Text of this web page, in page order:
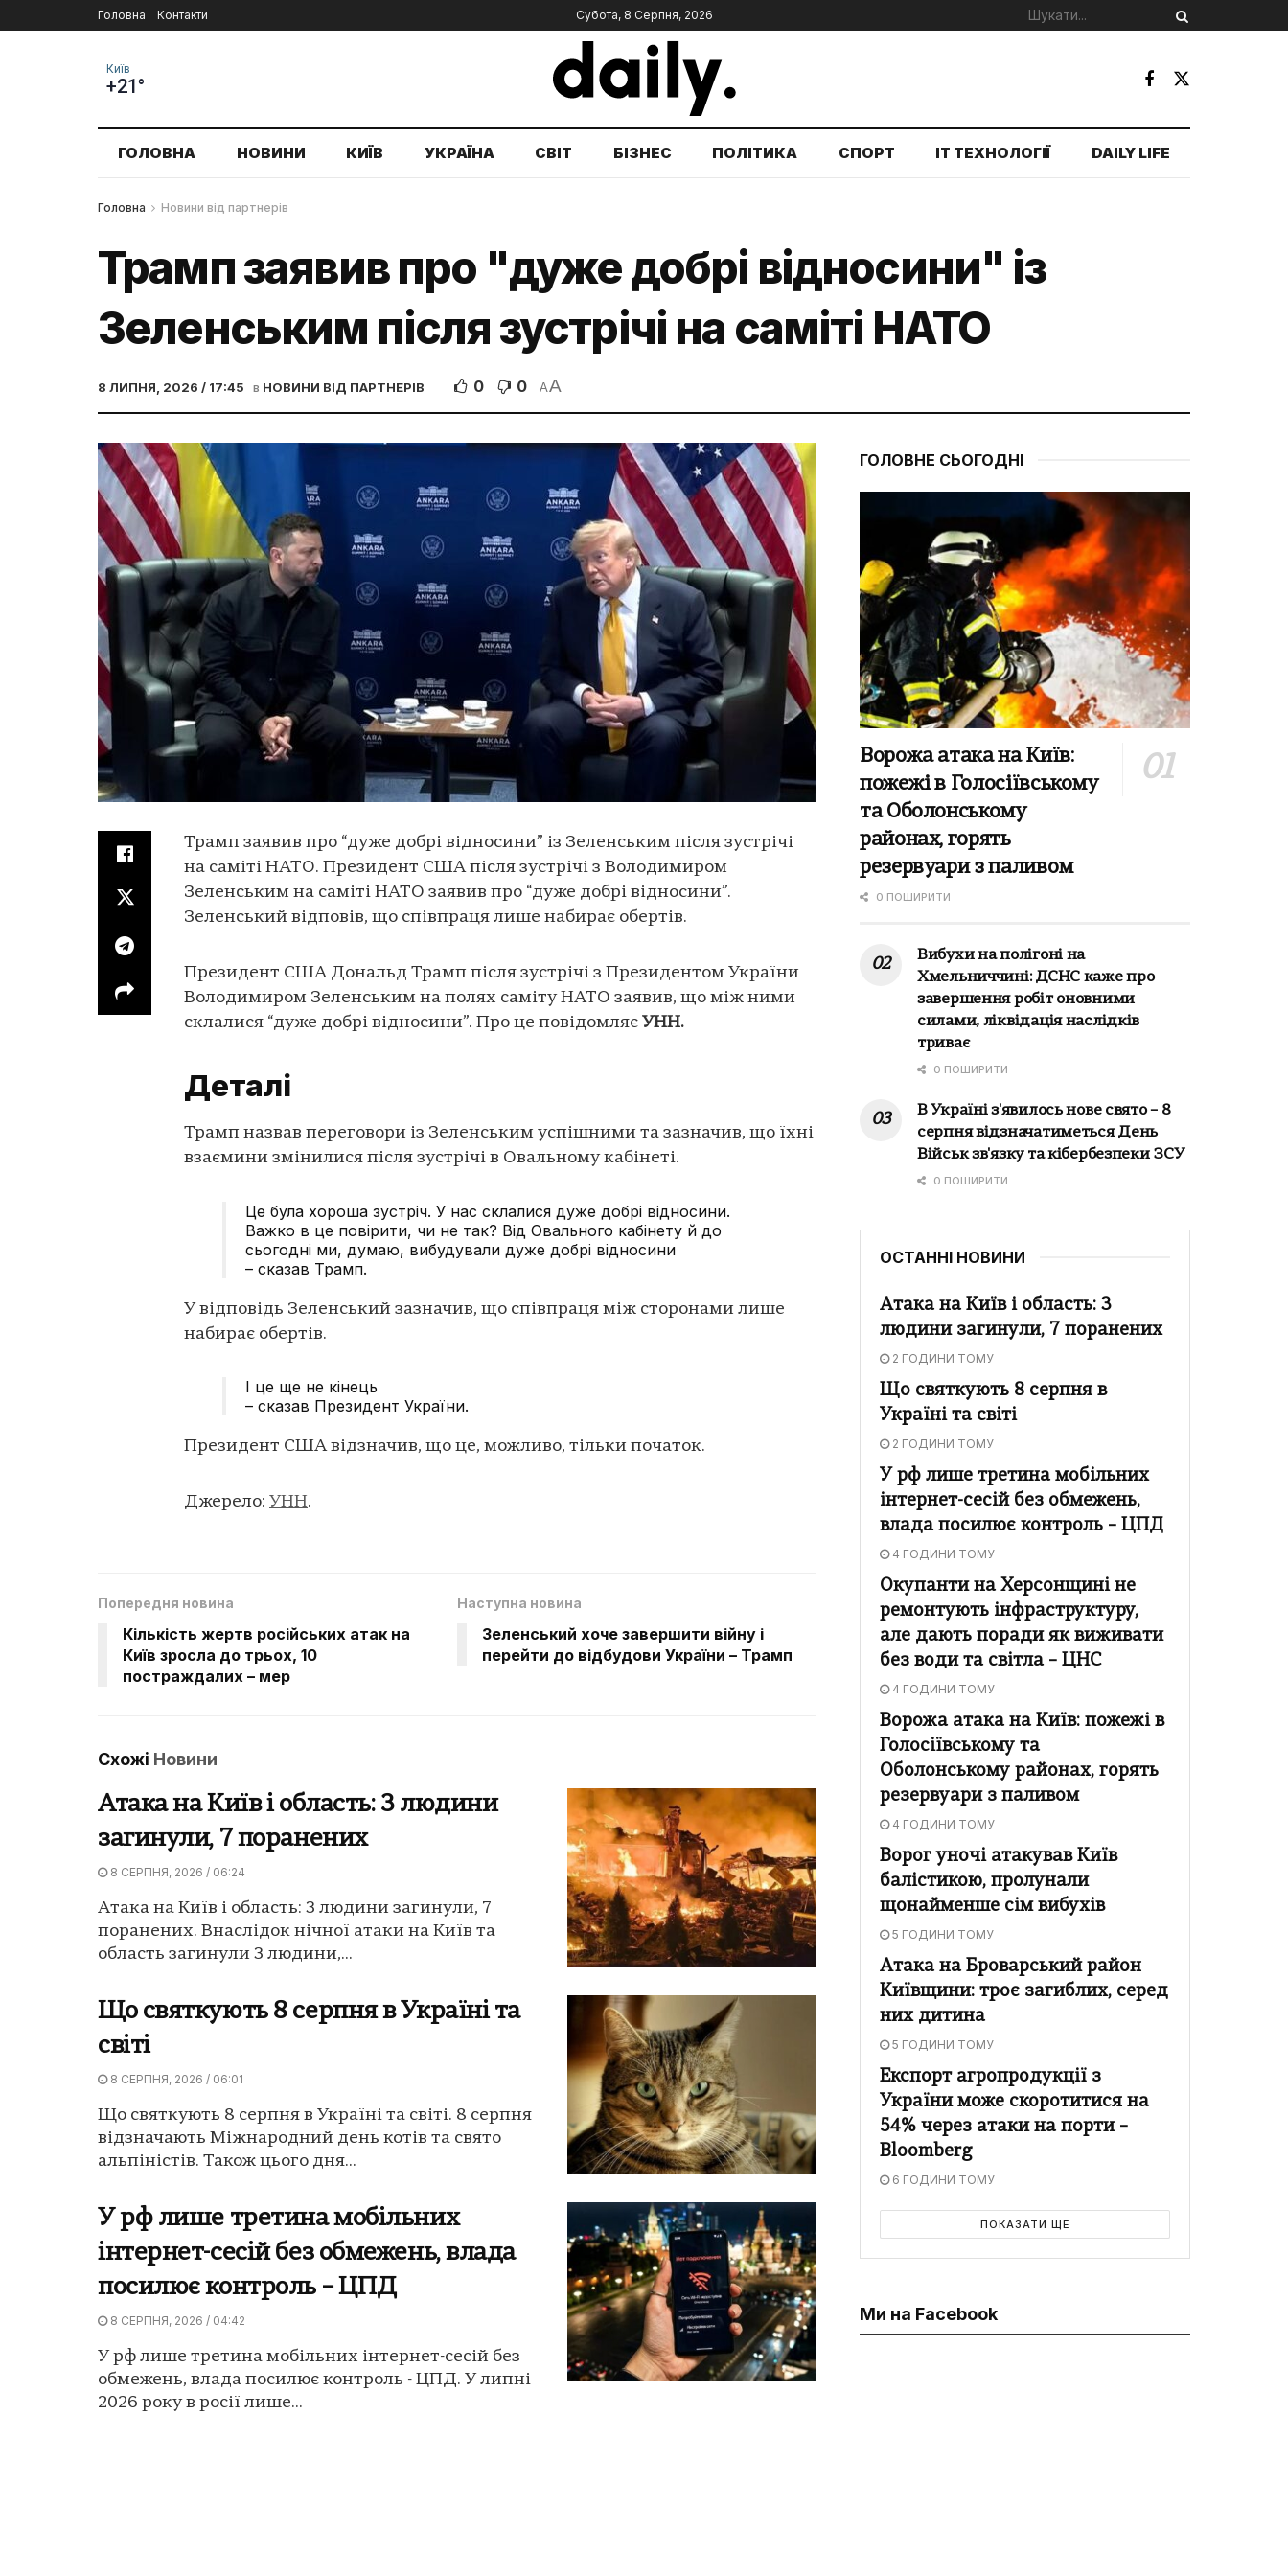
Головна Контакти Субота, 8 Серпня, 2026
Київ
+21°
ГОЛОВНА НОВИНИ КИЇВ УКРАЇНА СВІТ БІЗНЕС ПОЛІТИКА СПОРТ IT ТЕХНОЛОГІЇ DAILY LIFE
Головна Новини від партнерів
Трамп заявив про "дуже добрі відносини" із
Зеленським після зустрічі на саміті НАТО
8 ЛИПНЯ, 2026 / 17:45 в НОВИНИ ВІД ПАРТНЕРІВ 0 0 AA
Трамп заявив про “дуже добрі відносини” із Зеленським після зустрічі
на саміті НАТО. Президент США після зустрічі з Володимиром
Зеленським на саміті НАТО заявив про “дуже добрі відносини”.
Зеленський відповів, що співпраця лише набирає обертів.
Президент США Дональд Трамп після зустрічі з Президентом України
Володимиром Зеленським на полях саміту НАТО заявив, що між ними
склалися “дуже добрі відносини”. Про це повідомляє УНН.
Деталі
Трамп назвав переговори із Зеленським успішними та зазначив, що їхні
взаємини змінилися після зустрічі в Овальному кабінеті.
Це була хороша зустріч. У нас склалися дуже добрі відносини.
Важко в це повірити, чи не так? Від Овального кабінету й до
сьогодні ми, думаю, вибудували дуже добрі відносини
– сказав Трамп.
У відповідь Зеленський зазначив, що співпраця між сторонами лише
набирає обертів.
І це ще не кінець
– сказав Президент України.
Президент США відзначив, що це, можливо, тільки початок.
Джерело: УНН.
Попередня новина
Кількість жертв російських атак на
Київ зросла до трьох, 10
постраждалих – мер
Наступна новина
Зеленський хоче завершити війну і
перейти до відбудови України – Трамп
Схожі Новини
Атака на Київ і область: 3 людини
загинули, 7 поранених
8 СЕРПНЯ, 2026 / 06:24
Атака на Київ і область: 3 людини загинули, 7
поранених. Внаслідок нічної атаки на Київ та
область загинули 3 людини,...
Що святкують 8 серпня в Україні та
світі
8 СЕРПНЯ, 2026 / 06:01
Що святкують 8 серпня в Україні та світі. 8 серпня
відзначають Міжнародний день котів та свято
альпіністів. Також цього дня...
У рф лише третина мобільних
інтернет-сесій без обмежень, влада
посилює контроль – ЦПД
8 СЕРПНЯ, 2026 / 04:42
У рф лише третина мобільних інтернет-сесій без
обмежень, влада посилює контроль - ЦПД. У липні
2026 року в росії лише...
ГОЛОВНЕ СЬОГОДНІ
Ворожа атака на Київ:
пожежі в Голосіївському
та Оболонському
районах, горять
резервуари з паливом
0 ПОШИРИТИ
Вибухи на полігоні на
Хмельниччині: ДСНС каже про
завершення робіт оновними
силами, ліквідація наслідків
триває
0 ПОШИРИТИ
В Україні з'явилось нове свято – 8
серпня відзначатиметься День
Військ зв'язку та кібербезпеки ЗСУ
0 ПОШИРИТИ
ОСТАННІ НОВИНИ
Атака на Київ і область: 3
людини загинули, 7 поранених
2 ГОДИНИ ТОМУ
Що святкують 8 серпня в
Україні та світі
2 ГОДИНИ ТОМУ
У рф лише третина мобільних
інтернет-сесій без обмежень,
влада посилює контроль – ЦПД
4 ГОДИНИ ТОМУ
Окупанти на Херсонщині не
ремонтують інфраструктуру,
але дають поради як виживати
без води та світла – ЦНС
4 ГОДИНИ ТОМУ
Ворожа атака на Київ: пожежі в
Голосіївському та
Оболонському районах, горять
резервуари з паливом
4 ГОДИНИ ТОМУ
Ворог уночі атакував Київ
балістикою, пролунали
щонайменше сім вибухів
5 ГОДИНИ ТОМУ
Атака на Броварський район
Київщини: троє загиблих, серед
них дитина
5 ГОДИНИ ТОМУ
Експорт агропродукції з
України може скоротитися на
54% через атаки на порти –
Bloomberg
6 ГОДИНИ ТОМУ
ПОКАЗАТИ ЩЕ
Ми на Facebook